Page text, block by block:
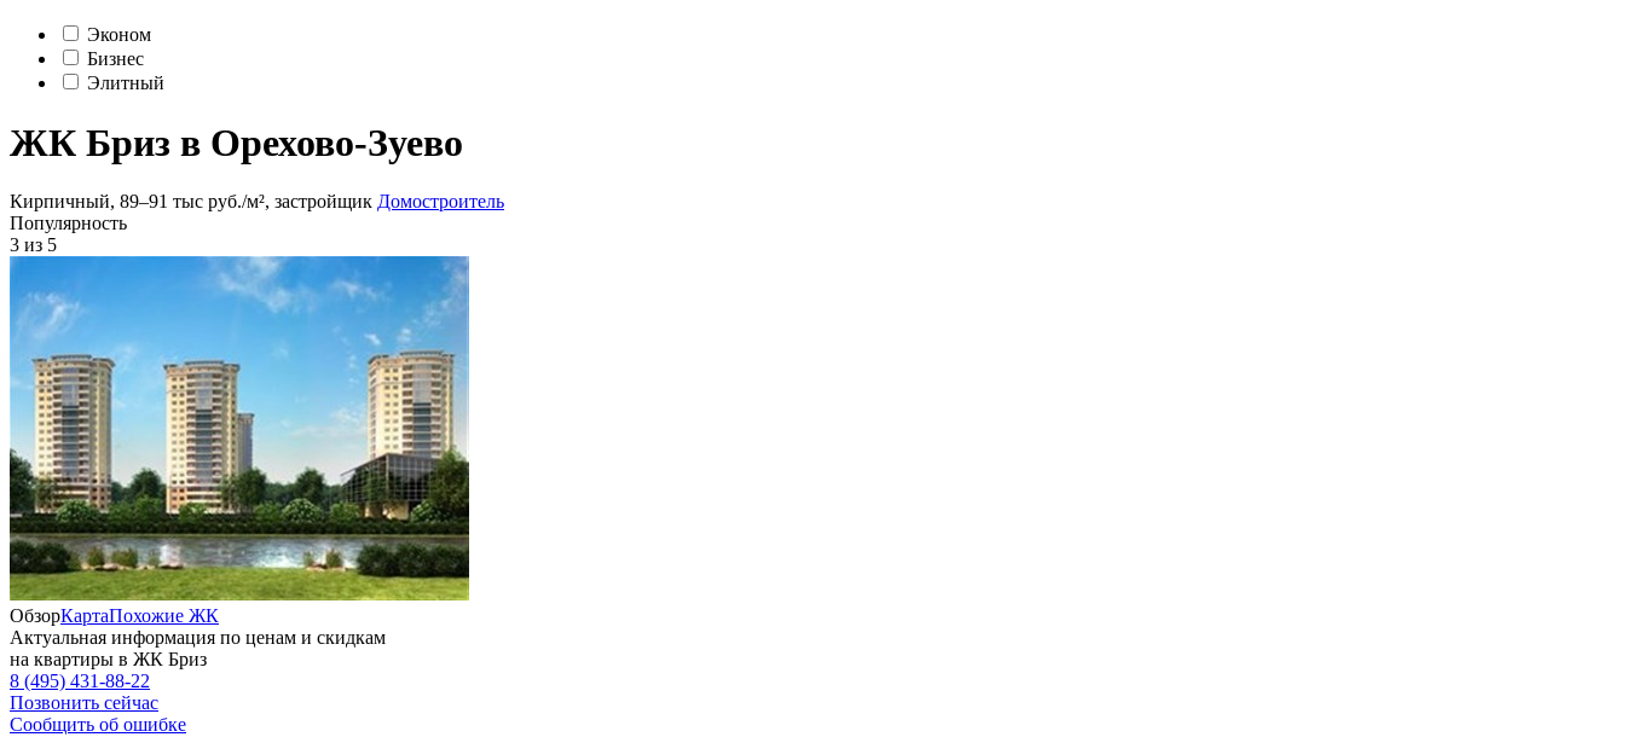
Эконом
Бизнес
Элитный
ЖК Бриз в Орехово-Зуево
Кирпичный, 89‒91 тыс руб./м², застройщик Домостроитель
Популярность
3 из 5
ОбзорКартаПохожие ЖК
Актуальная информация по ценам и скидкам
на квартиры в ЖК Бриз
8 (495) 431-88-22
Позвонить сейчас
Сообщить об ошибке